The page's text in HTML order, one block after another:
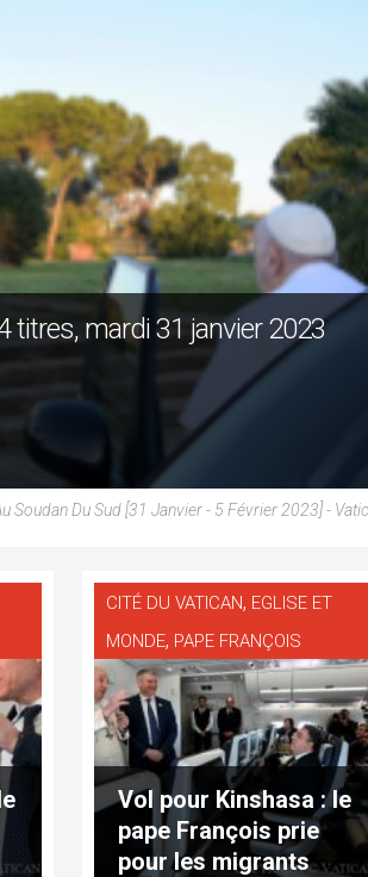
titres, mardi 31 janvier 2023
Soudan Du Sud [31 Janvier - 5 Février 2023] -
CITÉ DU VATICAN, EGLISE ET
MONDE, PAPE FRANÇOIS
Vol pour Kinshasa : le
pape François prie
pour les migrants